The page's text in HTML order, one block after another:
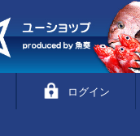
ログイン